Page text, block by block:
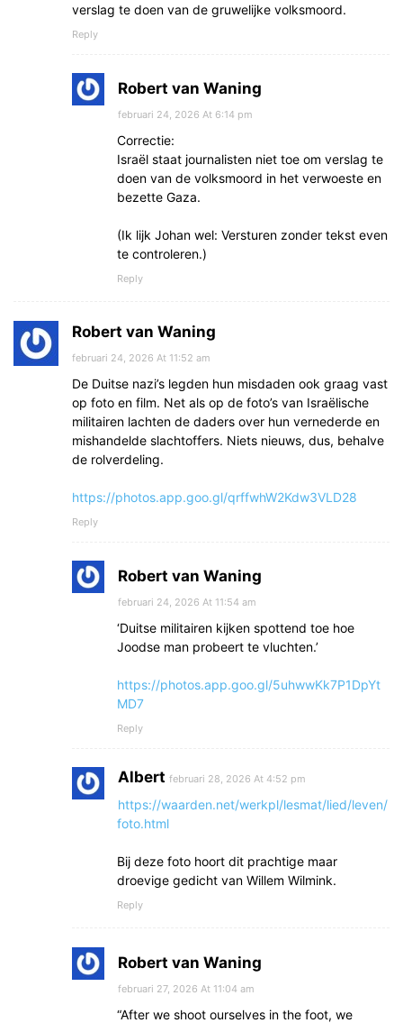
verslag te doen van de gruwelijke volksmoord.
Reply
Robert van Waning
februari 24, 2026 At 6:14 pm
Correctie:
Israël staat journalisten niet toe om verslag te
doen van de volksmoord in het verwoeste en
bezette Gaza.
(Ik lijk Johan wel: Versturen zonder tekst even
te controleren.)
Reply
Robert van Waning
februari 24, 2026 At 11:52 am
De Duitse nazi’s legden hun misdaden ook graag vast
op foto en film. Net als op de foto’s van Israëlische
militairen lachten de daders over hun vernederde en
mishandelde slachtoffers. Niets nieuws, dus, behalve
de rolverdeling.
https://photos.app.goo.gl/qrffwhW2Kdw3VLD28
Reply
Robert van Waning
februari 24, 2026 At 11:54 am
‘Duitse militairen kijken spottend toe hoe
Joodse man probeert te vluchten.’
https://photos.app.goo.gl/5uhwwKk7P1DpYt
MD7
Reply
Albert februari 28, 2026 At 4:52 pm
https://waarden.net/werkpl/lesmat/lied/leven/
foto.html
Bij deze foto hoort dit prachtige maar
droevige gedicht van Willem Wilmink.
Reply
Robert van Waning
februari 27, 2026 At 11:04 am
“After we shoot ourselves in the foot, we